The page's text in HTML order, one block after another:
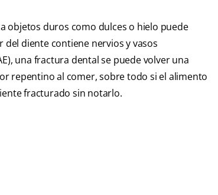
objetos duros como dulces o hielo puede
diente contiene nervios y vasos
una fractura dental se puede volver una
repentino al comer, sobre todo si el alimento
fracturado sin notarlo.